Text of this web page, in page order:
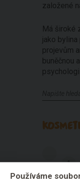
založené
Má široké
jako
projevům
buněčnou
1
Používáme